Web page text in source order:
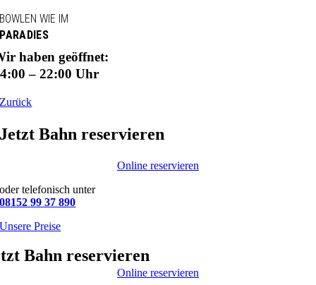
BOWLEN WIE IM
PARADIES
haben geöffnet:
– 22:00 Uhr
Zurück
Jetzt Bahn reservieren
Online reservieren
oder telefonisch unter
08152 99 37 890
Unsere Preise
Bahn reservieren
Online reservieren